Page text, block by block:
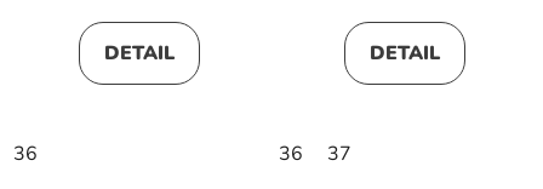
DETAIL
36
DETAIL
36 37